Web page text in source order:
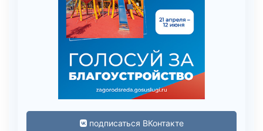
подписаться ВКонтакте